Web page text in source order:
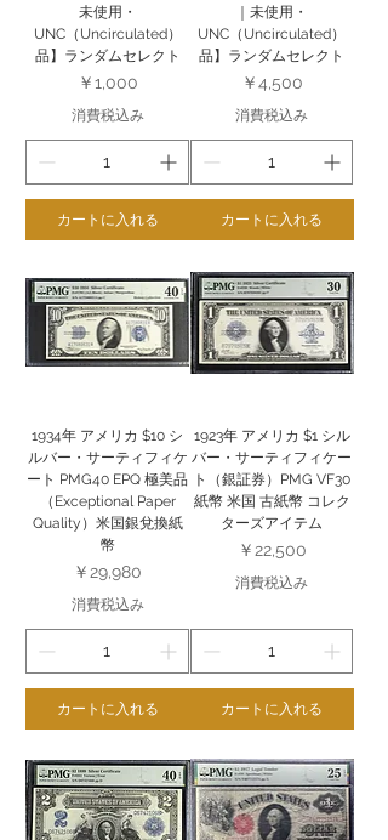
未使用・
UNC（Uncirculated）
品】ランダムセレクト
価格
￥1,000
消費税込み
カートに入れる
｜未使用・
UNC（Uncirculated）
品】ランダムセレクト
価格
￥4,500
消費税込み
カートに入れる
1934年 アメリカ $10 シ
ルバー・サーティフィケ
ート PMG40 EPQ 極美品
（Exceptional Paper
Quality）米国銀兌換紙
幣
価格
￥29,980
消費税込み
カートに入れる
1923年 アメリカ $1 シル
バー・サーティフィケー
ト（銀証券）PMG VF30
紙幣 米国 古紙幣 コレク
ターズアイテム
価格
￥22,500
消費税込み
カートに入れる